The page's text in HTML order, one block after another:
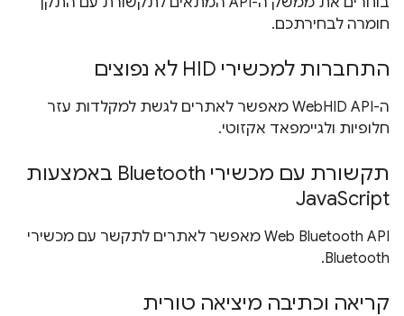
חומרה לבחירתכם.
התחברות למכשירי HID לא נפוצים
ה-WebHID API מאפשר לאתרים לגשת למקלדות עזר
חלופיות ולגיימפאד אקזוטי.
תקשורת עם מכשירי Bluetooth באמצעות
JavaScript
Web Bluetooth API מאפשר לאתרים לתקשר עם מכשירי
Bluetooth.
קריאה וכתיבה מיציאה טורית